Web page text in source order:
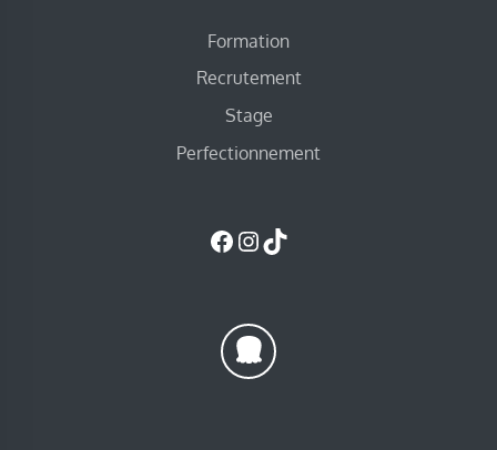
Formation
Recrutement
Stage
Perfectionnement
Facebook
Instagram
TikTok